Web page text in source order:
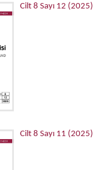
Cilt 8 Sayı 12 (2025)
Cilt 8 Sayı 11 (2025)